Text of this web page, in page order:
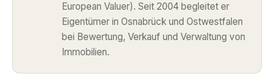
European Valuer). Seit 2004 begleitet er
Eigentümer in Osnabrück und Ostwestfalen
bei Bewertung, Verkauf und Verwaltung von
Immobilien.